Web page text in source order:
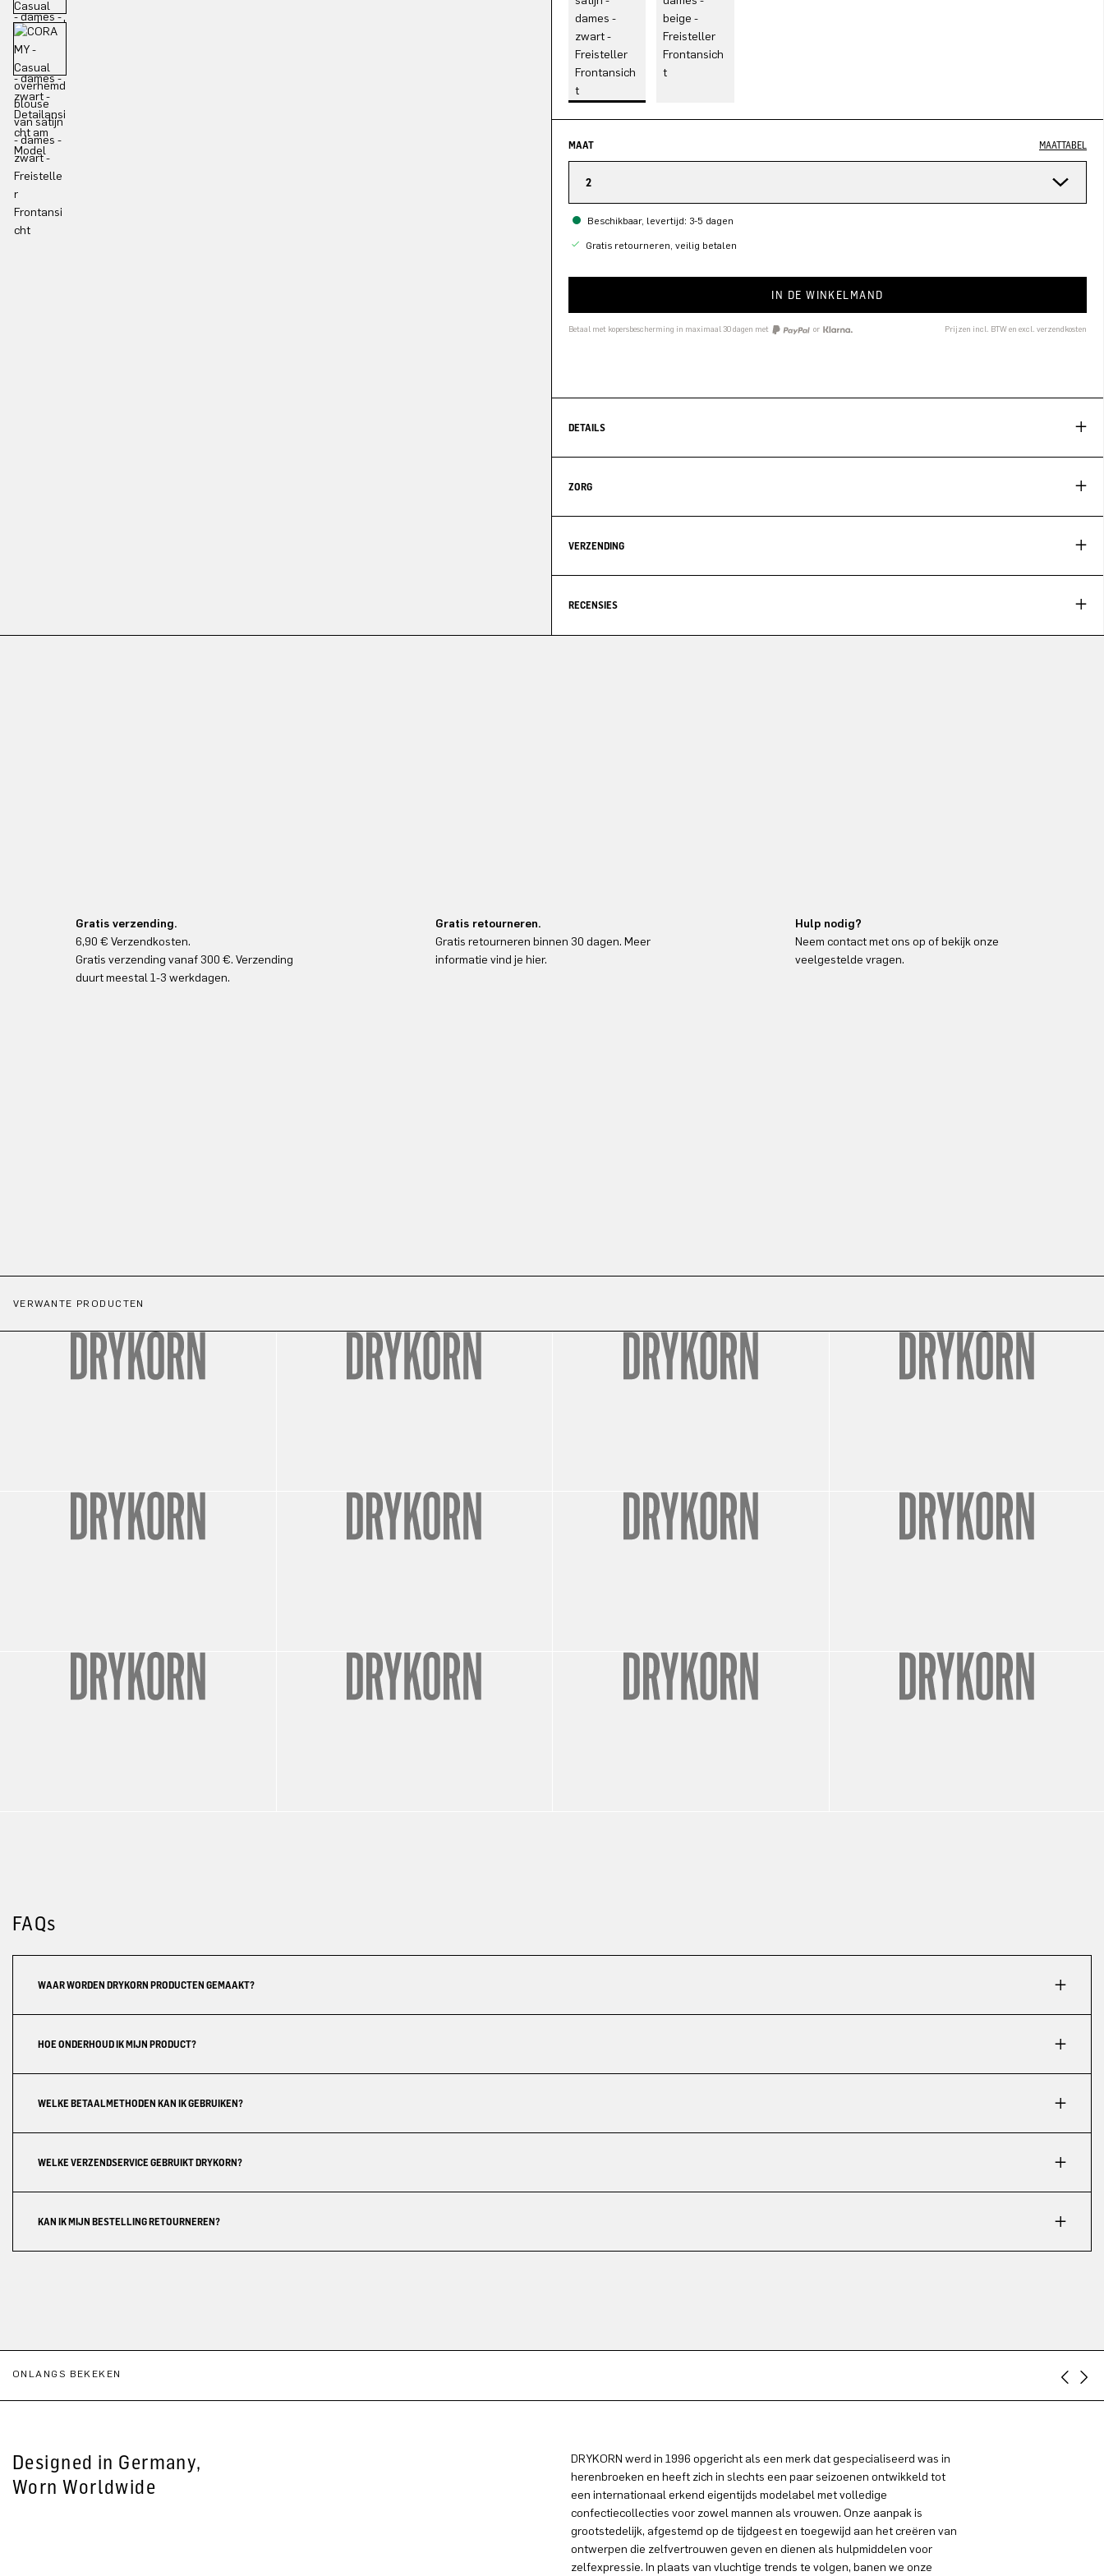
MAAT MAATTABEL
2
Beschikbaar, levertijd: 3-5 dagen
Gratis retourneren, veilig betalen
IN DE WINKELMAND
Betaal met kopersbescherming in maximaal 30 dagen met or Prijzen incl. BTW en excl. verzendkosten
DETAILS
ZORG
VERZENDING
RECENSIES
Gratis verzending.
6,90 € Verzendkosten.
Gratis verzending vanaf 300 €. Verzending
duurt meestal 1-3 werkdagen.
Gratis retourneren.
Gratis retourneren binnen 30 dagen. Meer
informatie vind je hier.
Hulp nodig?
Neem contact met ons op of bekijk onze
veelgestelde vragen.
VERWANTE PRODUCTEN
FAQs
WAAR WORDEN DRYKORN PRODUCTEN GEMAAKT?
HOE ONDERHOUD IK MIJN PRODUCT?
WELKE BETAALMETHODEN KAN IK GEBRUIKEN?
WELKE VERZENDSERVICE GEBRUIKT DRYKORN?
KAN IK MIJN BESTELLING RETOURNEREN?
ONLANGS BEKEKEN
Designed in Germany,
Worn Worldwide
DRYKORN werd in 1996 opgericht als een merk dat gespecialiseerd was in
herenbroeken en heeft zich in slechts een paar seizoenen ontwikkeld tot
een internationaal erkend eigentijds modelabel met volledige
confectiecollecties voor zowel mannen als vrouwen. Onze aanpak is
grootstedelijk, afgestemd op de tijdgeest en toegewijd aan het creëren van
ontwerpen die zelfvertrouwen geven en dienen als hulpmiddelen voor
zelfexpressie. In plaats van vluchtige trends te volgen, banen we onze